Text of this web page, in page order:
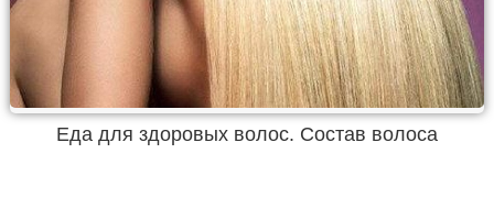
Еда для здоровых волос. Состав волоса